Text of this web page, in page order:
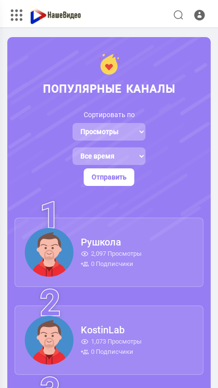
ПОПУЛЯРНЫЕ КАНАЛЫ
Сортировать по
Отправить
Рушкола
2,097 Просмотры
0 Подписчики
KostinLab
1,073 Просмотры
0 Подписчики